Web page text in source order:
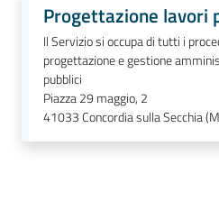
Concordia
Comune
Sportello
telematico
Progettazione lavori
Il Servizio si occupa di tutti i
progettazione e gestione
pubblici
Piazza 29 maggio, 2
41033Concordia sulla Secchia